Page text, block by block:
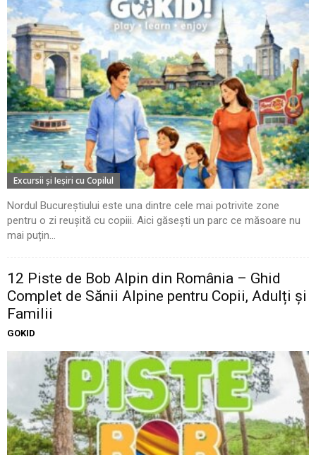
Excursii şi Ieşiri cu Copilul
Nordul Bucureștiului este una dintre cele mai potrivite zone
pentru o zi reușită cu copiii. Aici găsești un parc ce măsoare nu
mai puțin...
12 Piste de Bob Alpin din România – Ghid
Complet de Sănii Alpine pentru Copii, Adulți și
Familii
GOKID